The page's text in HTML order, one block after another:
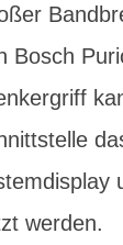
Bosch
werden.